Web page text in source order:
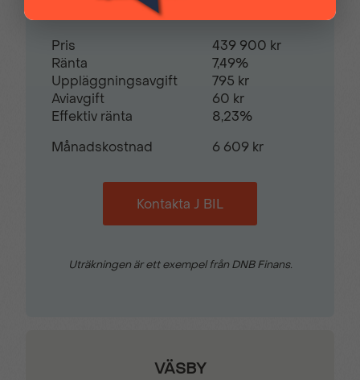
Trådlös Apple CarPlay Trötthetsvarnare
Uppvärmd ratt
Varselljus i LED-
Pris
439 900 kr
Ränta
7,49%
Uppläggningsavgift
795 kr
Aviavgift
60 kr
Effektiv ränta
8,23%
Månadskostnad
6 609 kr
Kontakta J BIL
Uträkningen är ett exempel från DNB Finans.
VÄSBY